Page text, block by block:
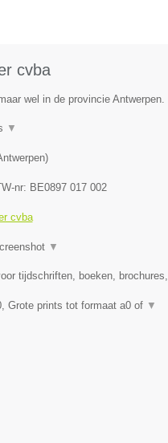
cvba
wel in de provincie Antwerpen.
▼
)
nr: BE0897 017 002
cvba
▼
tijdschriften, boeken, brochures,
Grote prints tot formaat a0 of ▼